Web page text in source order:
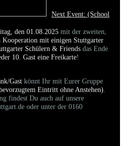
Next Event: (School
den 01.08.2025 mit der zweiten,
Kooperation mit einigen Stuttgarter
Schülern & Friends das Ende
10. Gast eine Freikarte!
Gast könnt Ihr mit Eurer Gruppe
Eintritt ohne Anstehen).
findest Du auch auf unsere
oder unter der 0160